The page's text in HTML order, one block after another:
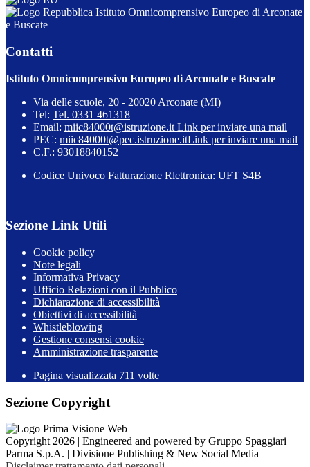
Istituto Omnicomprensivo Europeo di Arconate
e Buscate
Contatti
Istituto Omnicomprensivo Europeo di Arconate e Buscate
Via delle scuole, 20 - 20020 Arconate (MI)
Tel: Tel. 0331 461318
Email: miic84000t@istruzione.it Link per inviare una mail
PEC: miic84000t@pec.istruzione.itLink per inviare una mail
C.F.: 93018840152
Codice Univoco Fatturazione Rlettronica: UFT S4B
Sezione Link Utili
Cookie policy
Note legali
Informativa Privacy
Ufficio Relazioni con il Pubblico
Dichiarazione di accessibilità
Obiettivi di accessibilità
Whistleblowing
Gestione consensi cookie
Amministrazione trasparente
Pagina visualizzata 711 volte
Sezione Copyright
Copyright 2026 | Engineered and powered by Gruppo Spaggiari
Parma S.p.A. | Divisione Publishing & New Social Media